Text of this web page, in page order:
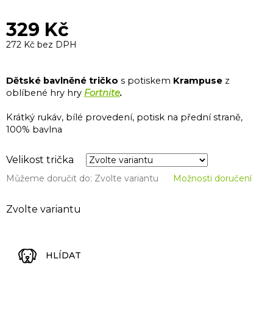
329 Kč
272 Kč bez DPH
Zvolte variantu
Velikost trička
Můžeme doručit do: Zvolte variantu Možnosti doručení
Dětské bavlněné tričko s potiskem Krampuse z
oblíbené hry hry Fortnite.
Krátký rukáv, bílé provedení, potisk na přední straně,
100% bavlna
HLÍDAT